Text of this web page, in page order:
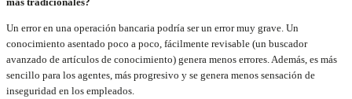
Un error en una operación bancaria podría ser un error muy grave. Un
conocimiento asentado poco a poco, fácilmente revisable (un buscador
avanzado de artículos de conocimiento) genera menos errores. Además, es más
sencillo para los agentes, más progresivo y se genera menos sensación de
inseguridad en los empleados.